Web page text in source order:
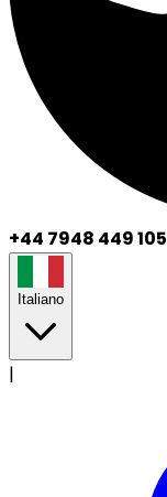
+44 7948 449 105
Italiano
|